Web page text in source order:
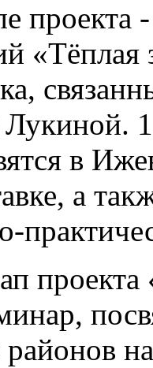
проекта
в
а
проекта